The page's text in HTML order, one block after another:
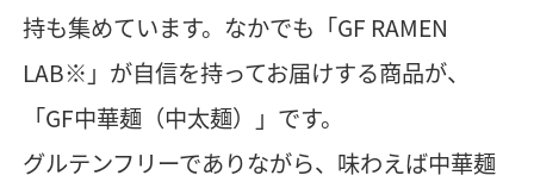
持も集めています。なかでも「GF RAMEN
LAB※」が自信を持ってお届けする商品が、
「GF中華麺（中太麺）」です。
グルテンフリーでありながら、味わえば中華麺